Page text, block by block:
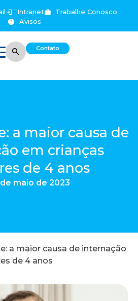
Intranet
Trabalhe Conosco
Avisos
Contato
a maior causa de
em crianças
de 4 anos
maio de 2023
a maior causa de internação
de 4 anos